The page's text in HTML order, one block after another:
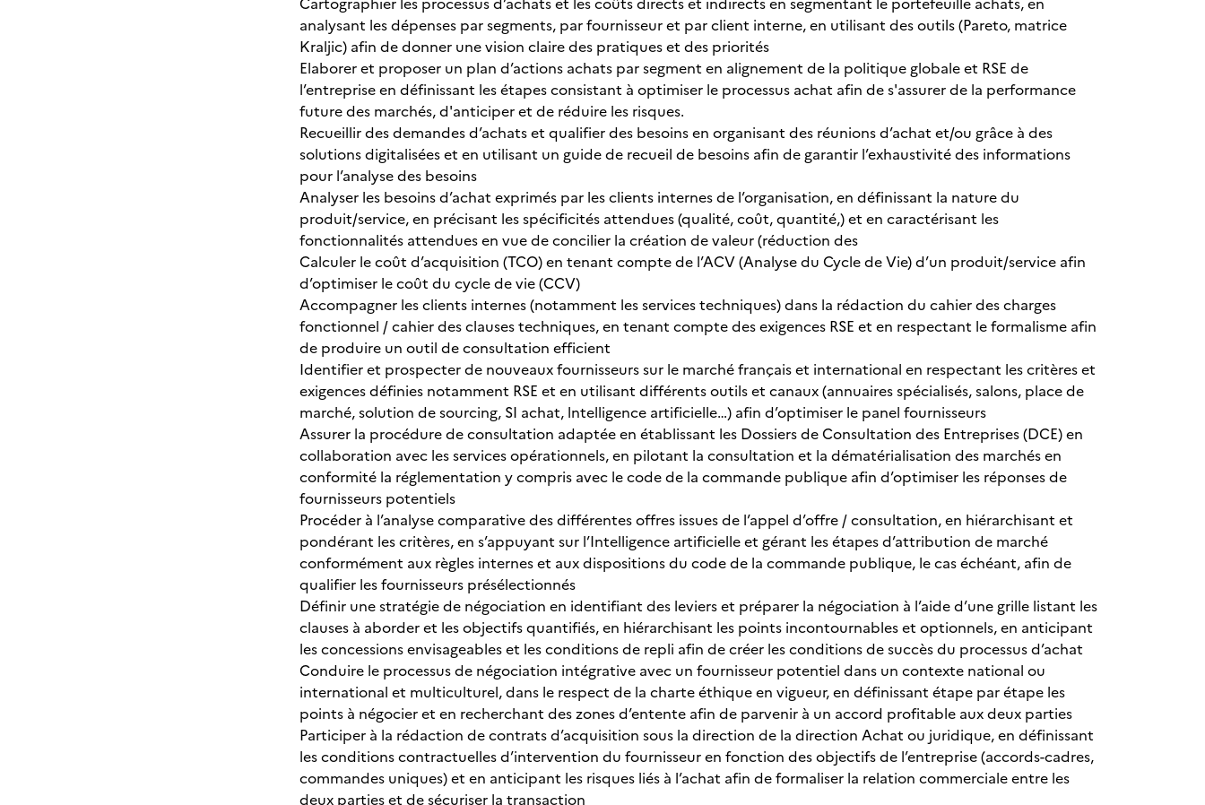
analysant les dépenses par segments, par fournisseur et par client interne, en utilisant des outils (Pareto, matrice
Kraljic) afin de donner une vision claire des pratiques et des priorités
Elaborer et proposer un plan d’actions achats par segment en alignement de la politique globale et RSE de
l’entreprise en définissant les étapes consistant à optimiser le processus achat afin de s'assurer de la performance
future des marchés, d'anticiper et de réduire les risques.
Recueillir des demandes d’achats et qualifier des besoins en organisant des réunions d’achat et/ou grâce à des
solutions digitalisées et en utilisant un guide de recueil de besoins afin de garantir l’exhaustivité des informations
pour l’analyse des besoins
Analyser les besoins d’achat exprimés par les clients internes de l’organisation, en définissant la nature du
produit/service, en précisant les spécificités attendues (qualité, coût, quantité,) et en caractérisant les
fonctionnalités attendues en vue de concilier la création de valeur (réduction des
Calculer le coût d’acquisition (TCO) en tenant compte de l’ACV (Analyse du Cycle de Vie) d’un produit/service afin
d’optimiser le coût du cycle de vie (CCV)
Accompagner les clients internes (notamment les services techniques) dans la rédaction du cahier des charges
fonctionnel / cahier des clauses techniques, en tenant compte des exigences RSE et en respectant le formalisme afin
de produire un outil de consultation efficient
Identifier et prospecter de nouveaux fournisseurs sur le marché français et international en respectant les critères et
exigences définies notamment RSE et en utilisant différents outils et canaux (annuaires spécialisés, salons, place de
marché, solution de sourcing, SI achat, lntelligence artificielle…) afin d’optimiser le panel fournisseurs
Assurer la procédure de consultation adaptée en établissant les Dossiers de Consultation des Entreprises (DCE) en
collaboration avec les services opérationnels, en pilotant la consultation et la dématérialisation des marchés en
conformité la réglementation y compris avec le code de la commande publique afin d’optimiser les réponses de
fournisseurs potentiels
Procéder à l’analyse comparative des différentes offres issues de l’appel d’offre / consultation, en hiérarchisant et
pondérant les critères, en s’appuyant sur l’Intelligence artificielle et gérant les étapes d’attribution de marché
conformément aux règles internes et aux dispositions du code de la commande publique, le cas échéant, afin de
qualifier les fournisseurs présélectionnés
Définir une stratégie de négociation en identifiant des leviers et préparer la négociation à l’aide d’une grille listant les
clauses à aborder et les objectifs quantifiés, en hiérarchisant les points incontournables et optionnels, en anticipant
les concessions envisageables et les conditions de repli afin de créer les conditions de succès du processus d’achat
Conduire le processus de négociation intégrative avec un fournisseur potentiel dans un contexte national ou
international et multiculturel, dans le respect de la charte éthique en vigueur, en définissant étape par étape les
points à négocier et en recherchant des zones d’entente afin de parvenir à un accord profitable aux deux parties
Participer à la rédaction de contrats d’acquisition sous la direction de la direction Achat ou juridique, en définissant
les conditions contractuelles d’intervention du fournisseur en fonction des objectifs de l’entreprise (accords-cadres,
commandes uniques) et en anticipant les risques liés à l’achat afin de formaliser la relation commerciale entre les
deux parties et de sécuriser la transaction